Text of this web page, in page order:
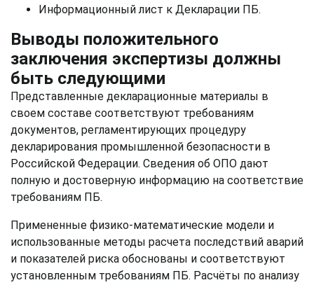
Информационный лист к Декларации ПБ.
Выводы положительного
заключения экспертизы должны
быть следующими
Представленные декларационные материалы в
своем составе соответствуют требованиям
документов, регламентирующих процедуру
декларирования промышленной безопасности в
Российской Федерации. Сведения об ОПО дают
полную и достоверную информацию на соответствие
требованиям ПБ.
Примененные физико-математические модели и
использованные методы расчета последствий аварий
и показателей риска обоснованы и соответствуют
установленным требованиям ПБ. Расчёты по анализу